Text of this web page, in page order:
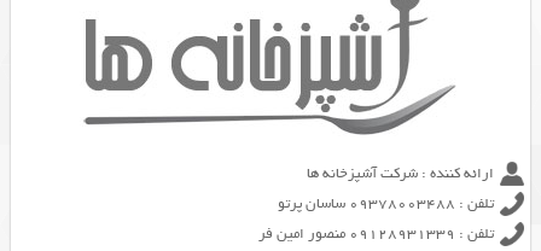
ارائه کننده : شرکت آشپزخانه ها
تلفن : 09378003488 ساسان پرتو
تلفن : 09128931339 منصور امین فر